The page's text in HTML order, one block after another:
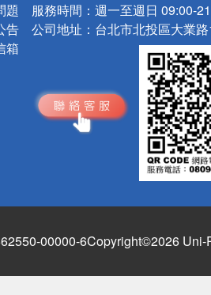
題
告
箱
服務時間： 週一至週日 09:00-
公司地址： 台北市北投區大業
00000-6Copyright©2026 Uni-